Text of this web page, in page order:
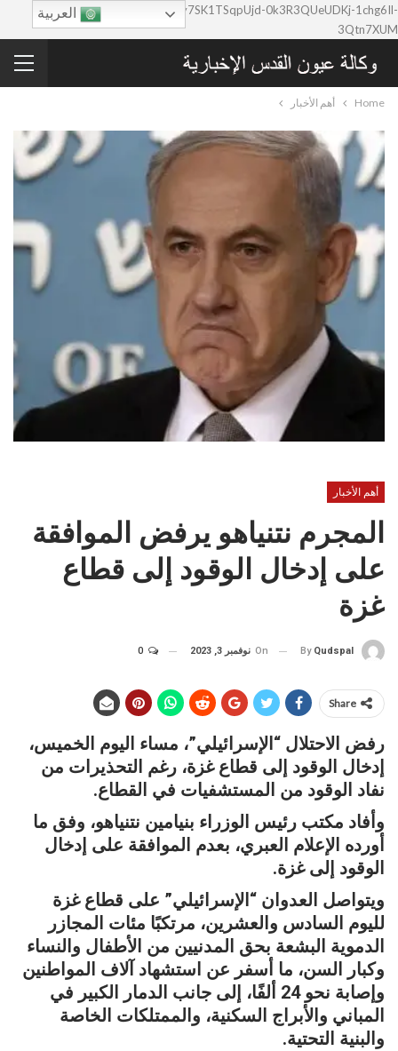
google-site-verification=0y7SK1TSqpUjd-0k3R3QUeUDKj-1chg6Il-
3Qtn7XUM
Home أهم الأخبار
أهم الأخبار
المجرم نتنياهو يرفض الموافقة
على إدخال الوقود إلى قطاع
غزة
By Qudspal
On نوفمبر 3, 2023
Share
رفض الاحتلال “الإسرائيلي”، مساء اليوم الخميس،
إدخال الوقود إلى قطاع غزة، رغم التحذيرات من
نفاد الوقود من المستشفيات في القطاع.
وأفاد مكتب رئيس الوزراء بنيامين نتنياهو، وفق ما
أورده الإعلام العبري، بعدم الموافقة على إدخال
الوقود إلى غزة.
ويتواصل العدوان “الإسرائيلي” على قطاع غزة
لليوم السادس والعشرين، مرتكبًا مئات المجازر
الدموية البشعة بحق المدنيين من الأطفال والنساء
وكبار السن، ما أسفر عن استشهاد آلاف المواطنين
وإصابة نحو 24 ألفًا، إلى جانب الدمار الكبير في
المباني والأبراج السكنية، والممتلكات الخاصة
والبنية التحتية.
العربية